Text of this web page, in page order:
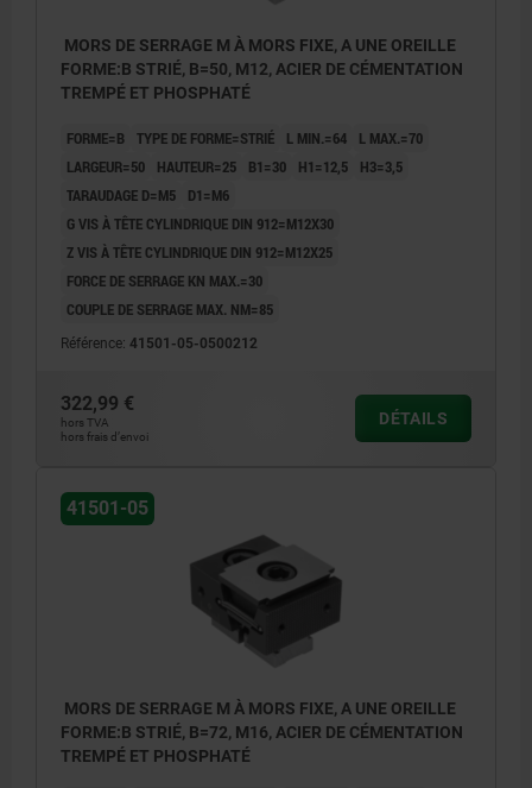
MORS DE SERRAGE M À MORS FIXE, A UNE OREILLE
FORME:B STRIÉ, B=50, M12, ACIER DE CÉMENTATION
TREMPÉ ET PHOSPHATÉ
FORME=B TYPE DE FORME=STRIÉ L MIN.=64
L MAX.=70
LARGEUR=50
HAUTEUR=25 B1=30 H1=12,5
H3=3,5
TARAUDAGE D=M5
D1=M6
G VIS À TÊTE CYLINDRIQUE DIN 912=M12X30
Z VIS À TÊTE CYLINDRIQUE DIN 912=M12X25
FORCE DE SERRAGE KN MAX.=30
COUPLE DE SERRAGE MAX. NM=85
Référence: 41501-05-0500212
322,99 €
hors TVA
hors frais d’envoi
DÉTAILS
41501-05
MORS DE SERRAGE M À MORS FIXE, A UNE OREILLE
FORME:B STRIÉ, B=72, M16, ACIER DE CÉMENTATION
TREMPÉ ET PHOSPHATÉ